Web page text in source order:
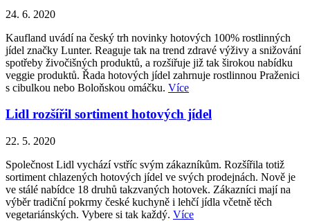
24. 6. 2020
Kaufland uvádí na český trh novinky hotových 100% rostlinných
jídel značky Lunter. Reaguje tak na trend zdravé výživy a snižování
spotřeby živočišných produktů, a rozšiřuje již tak širokou nabídku
veggie produktů. Řada hotových jídel zahrnuje rostlinnou Praženici
s cibulkou nebo Boloňskou omáčku. Více
Lidl rozšířil sortiment hotových jídel
22. 5. 2020
Společnost Lidl vychází vstříc svým zákazníkům. Rozšířila totiž
sortiment chlazených hotových jídel ve svých prodejnách. Nově je
ve stálé nabídce 18 druhů takzvaných hotovek. Zákazníci mají na
výběr tradiční pokrmy české kuchyně i lehčí jídla včetně těch
vegetariánských. Vybere si tak každý. Více